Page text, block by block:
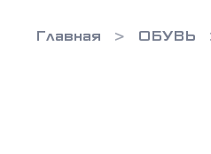
Главная ОБУВЬ